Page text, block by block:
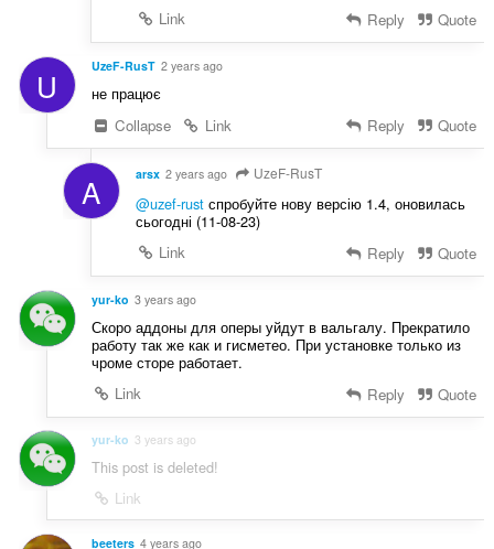
Link
Reply Quote
U UzeF-RusT 2 years ago
не працює
Collapse
Link Reply Quote
A arsx 2 years ago UzeF-RusT
@uzef-rustспробуйте нову версію 1.4, оновилась
сьогодні (11-08-23)
Link
Reply Quote
yur-ko 3 years ago
Скоро аддоны для оперы уйдут в вальгалу. Прекратило
работу так же как и гисметео. При установке только из
чроме сторе работает.
Link
Reply Quote
yur-ko 3 years ago
This post is deleted!
Link
beeters 4 years ago